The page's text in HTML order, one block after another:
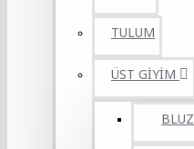
TULUM
ÜST GİYİM
BLUZ